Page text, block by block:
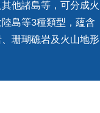
他諸島等，可分成火
島等3種類型，蘊含
珊瑚礁岩及火山地形